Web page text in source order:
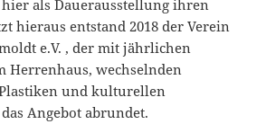
als Dauerausstellung ihren
hieraus entstand 2018 der Verein
e.V. , der mit jährlichen
Herrenhaus, wechselnden
und kulturellen
Angebot abrundet.